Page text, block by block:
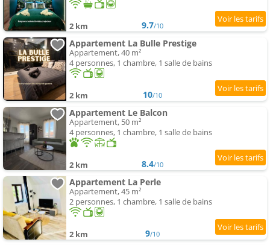
2 km 9.7/10
Appartement La Bulle Prestige
Appartement, 40 m²
4 personnes, 1 chambre, 1 salle de bains
2 km 10/10
Appartement Le Balcon
Appartement, 50 m²
4 personnes, 1 chambre, 1 salle de bains
2 km 8.4/10
Appartement La Perle
Appartement, 45 m²
2 personnes, 1 chambre, 1 salle de bains
2 km 9/10